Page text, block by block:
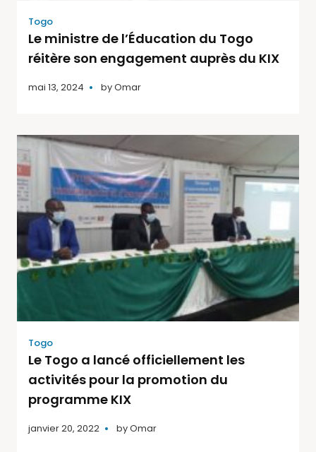
Togo
Le ministre de l’Éducation du Togo
réitère son engagement auprès du KIX
mai 13, 2024 byOmar
Togo
Le Togo a lancé officiellement les
activités pour la promotion du
programme KIX
janvier 20, 2022 byOmar